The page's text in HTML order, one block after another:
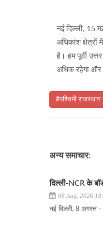
नई दिल्ली, 15
अधिकांश क्षेत्रों
है। हम पूर्वी
अधिक रहेगा और
#पश्चिमी
अन्य समाचार:
दिल्ली-NCR के
08 Aug, 2026
नई दिल्ली, 8 अगस्त -